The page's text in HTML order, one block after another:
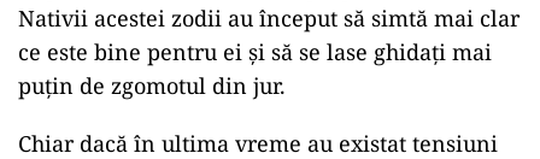
Nativii acestei zodii au început să simtă mai clar
ce este bine pentru ei și să se lase ghidați mai
puțin de zgomotul din jur.
Chiar dacă în ultima vreme au existat tensiuni